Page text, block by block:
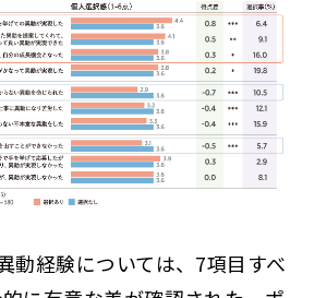
動経験については、7項目すべ